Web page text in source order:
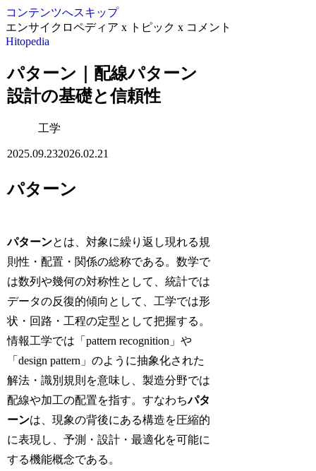
コンテンツへスキップ
エンサイクロペディア x トピック x コメント
Hitopedia
パターン｜配線パターン
設計の基礎と信頼性
工学
2025.09.232026.02.21
パターン
パターンとは、対象に繰り返し現れる規
則性・配置・関係の総称である。数学で
は数列や幾何の対称性として、統計では
データの反復的傾向として、工学では形
状・回路・工程の定型として把握する。
情報工学では「pattern recognition」や
「design pattern」のように抽象化された
解法・識別規則を意味し、製造分野では
配線や加工の配置を指す。すなわちパタ
ーンは、現象の背後にある構造を圧縮的
に表現し、予測・設計・最適化を可能に
する機能概念である。